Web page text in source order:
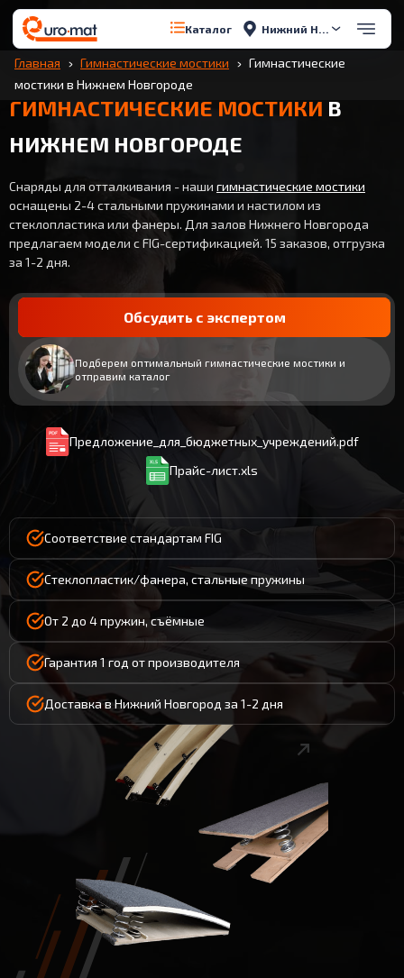
Каталог Нижний Новгород
Главная Гимнастические мостики
Гимнастические
мостики в Нижнем Новгороде
ГИМНАСТИЧЕСКИЕ МОСТИКИ В
НИЖНЕМ НОВГОРОДЕ
Снаряды для отталкивания - наши гимнастические мостики
оснащены 2-4 стальными пружинами и настилом из
стеклопластика или фанеры. Для залов Нижнего Новгорода
предлагаем модели с FIG-сертификацией. 15 заказов, отгрузка
за 1-2 дня.
Обсудить с экспертом
Подберем оптимальный гимнастические мостики и
отправим каталог
Предложение_для_бюджетных_учреждений.pdf
Прайс-лист.xls
Соответствие стандартам FIG
Стеклопластик/фанера, стальные пружины
От 2 до 4 пружин, съёмные
Гарантия 1 год от производителя
Доставка в Нижний Новгород за 1-2 дня